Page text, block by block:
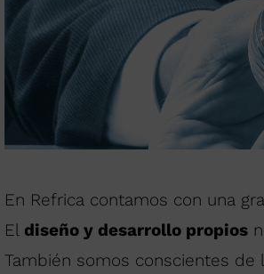
En Refrica contamos con una
El diseño y desarrollo propios
También somos conscientes